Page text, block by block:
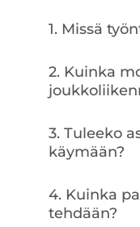
1. Missä
2. Kuinka
3. Tuleeko
käymään?
4. Kuinka
tehdään?